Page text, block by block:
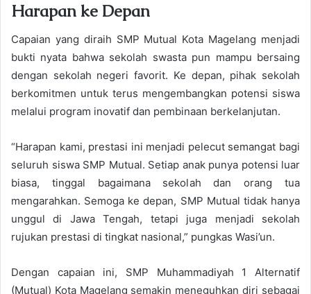
Harapan ke Depan
Capaian yang diraih SMP Mutual Kota Magelang menjadi
bukti nyata bahwa sekolah swasta pun mampu bersaing
dengan sekolah negeri favorit. Ke depan, pihak sekolah
berkomitmen untuk terus mengembangkan potensi siswa
melalui program inovatif dan pembinaan berkelanjutan.
“Harapan kami, prestasi ini menjadi pelecut semangat bagi
seluruh siswa SMP Mutual. Setiap anak punya potensi luar
biasa, tinggal bagaimana sekolah dan orang tua
mengarahkan. Semoga ke depan, SMP Mutual tidak hanya
unggul di Jawa Tengah, tetapi juga menjadi sekolah
rujukan prestasi di tingkat nasional,” pungkas Wasi’un.
Dengan capaian ini, SMP Muhammadiyah 1 Alternatif
(Mutual) Kota Magelang semakin meneguhkan diri sebagai